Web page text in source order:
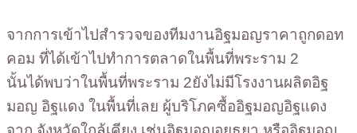
จากการเข้าไปสำรวจของทีมงานอิฐมอญราคาถูกดอท
คอม ที่ได้เข้าไปทำการตลาดในพื้นที่พระราม 2
นั้นได้พบว่าในพื้นที่พระราม 2ยังไม่มีโรงงานผลิตอิฐ
มอญ อิฐแดง ในพื้นที่เลย ผู้บริโภคซื้ออิฐมอญอิฐแดง